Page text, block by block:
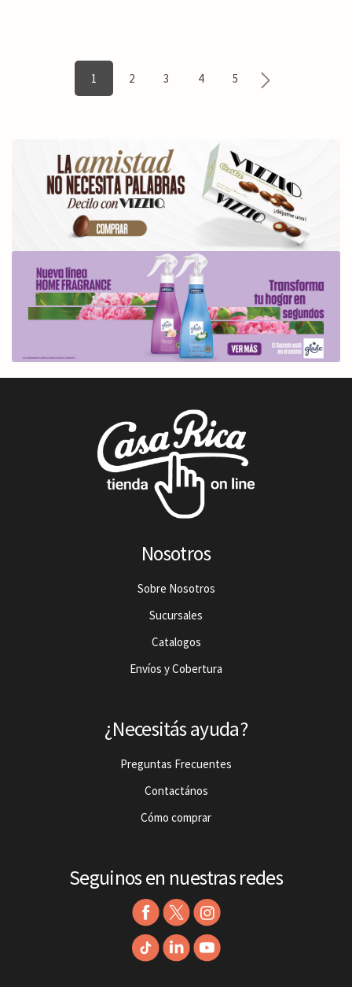
1 2 3 4 5
Nosotros
Sobre Nosotros
Sucursales
Catalogos
Envíos y Cobertura
¿Necesitás ayuda?
Preguntas Frecuentes
Contactános
Cómo comprar
Seguinos en nuestras redes